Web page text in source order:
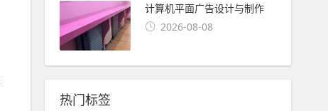
计算机平面广告设计与制作
2026-08-08
热门标签